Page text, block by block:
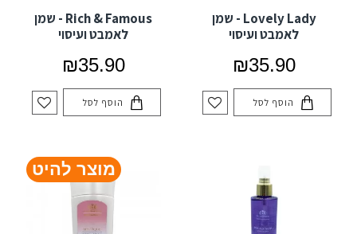
Lovely Lady - שמן
לאמבט ועיסוי
₪35.90
הוסף לסל
Rich & Famous - שמן
לאמבט ועיסוי
₪35.90
הוסף לסל
מוצר להיט